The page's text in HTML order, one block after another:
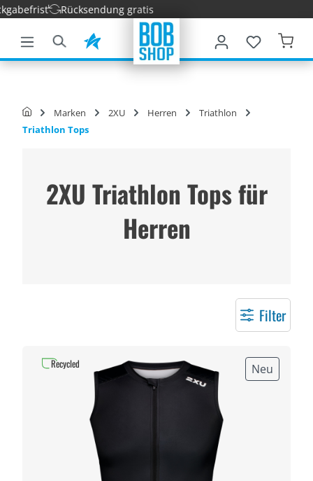
springen
Rücksendung gratis
Marken 2XU Herren
Triathlon
Triathlon Tops
2XU Triathlon Tops für
Herren
Filter
Neu
Recycled